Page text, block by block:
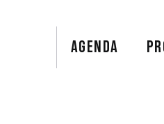
AGENDA